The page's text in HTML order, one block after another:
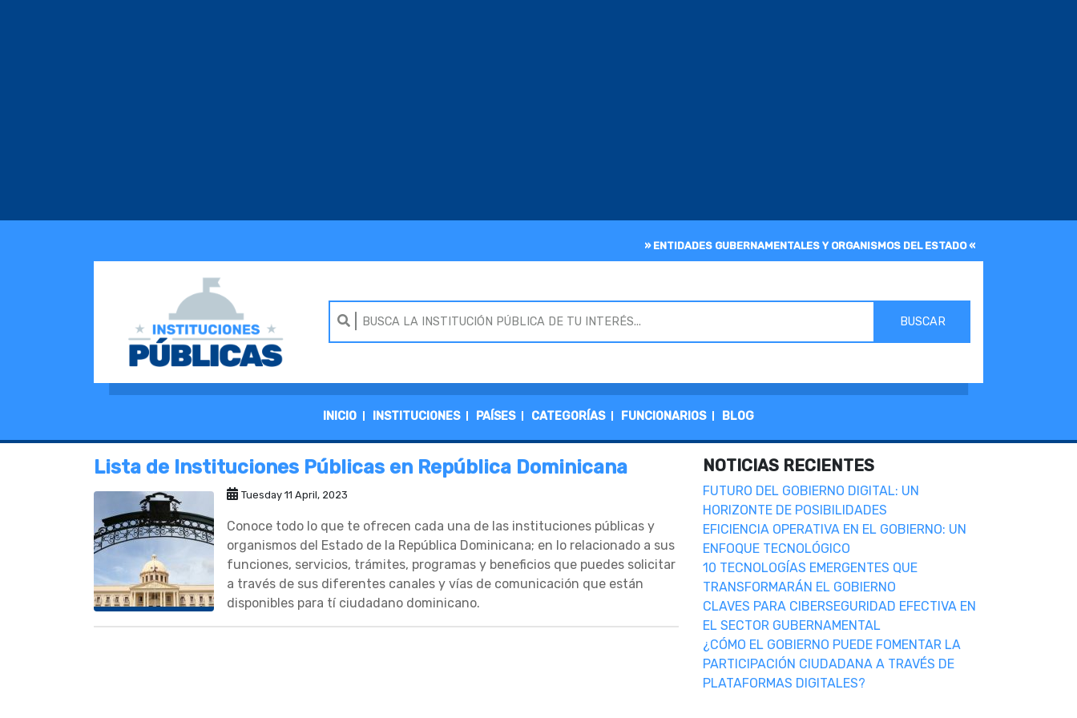
» ENTIDADES GUBERNAMENTALES Y ORGANISMOS DEL ESTADO «
BUSCAR
INICIO INSTITUCIONES PAÍSES CATEGORÍAS FUNCIONARIOS BLOG
Lista de Instituciones Públicas en República Dominicana
Tuesday 11 April, 2023
Conoce todo lo que te ofrecen cada una de las instituciones públicas y
organismos del Estado de la República Dominicana; en lo relacionado a sus
funciones, servicios, trámites, programas y beneficios que puedes solicitar
a través de sus diferentes canales y vías de comunicación que están
disponibles para tí ciudadano dominicano.
NOTICIAS RECIENTES
FUTURO DEL GOBIERNO DIGITAL: UN
HORIZONTE DE POSIBILIDADES
EFICIENCIA OPERATIVA EN EL GOBIERNO: UN
ENFOQUE TECNOLÓGICO
10 TECNOLOGÍAS EMERGENTES QUE
TRANSFORMARÁN EL GOBIERNO
CLAVES PARA CIBERSEGURIDAD EFECTIVA EN
EL SECTOR GUBERNAMENTAL
¿CÓMO EL GOBIERNO PUEDE FOMENTAR LA
PARTICIPACIÓN CIUDADANA A TRAVÉS DE
PLATAFORMAS DIGITALES?